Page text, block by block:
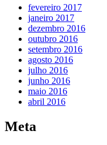
fevereiro 2017
janeiro 2017
dezembro 2016
outubro 2016
setembro 2016
agosto 2016
julho 2016
junho 2016
maio 2016
abril 2016
Meta